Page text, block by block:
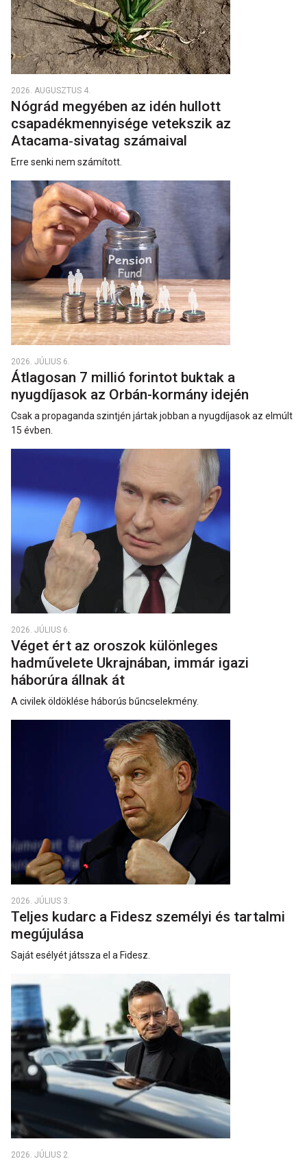
2026. AUGUSZTUS 4.
Nógrád megyében az idén hullott
csapadékmennyisége vetekszik az
Atacama‑sivatag számaival
Erre senki nem számított.
2026. JÚLIUS 6.
Átlagosan 7 millió forintot buktak a
nyugdíjasok az Orbán-kormány idején
Csak a propaganda szintjén jártak jobban a nyugdíjasok az elmúlt
15 évben.
2026. JÚLIUS 6.
Véget ért az oroszok különleges
hadművelete Ukrajnában, immár igazi
háborúra állnak át
A civilek öldöklése háborús bűncselekmény.
2026. JÚLIUS 3.
Teljes kudarc a Fidesz személyi és tartalmi
megújulása
Saját esélyét játssza el a Fidesz.
2026. JÚLIUS 2.